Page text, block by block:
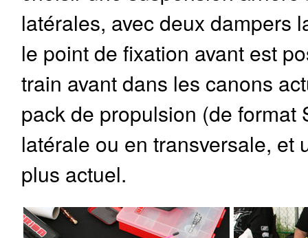
latérales, avec deux dampers
le point de fixation avant est
train avant dans les canons
pack de propulsion (de
latérale ou en transversale, et
plus actuel.